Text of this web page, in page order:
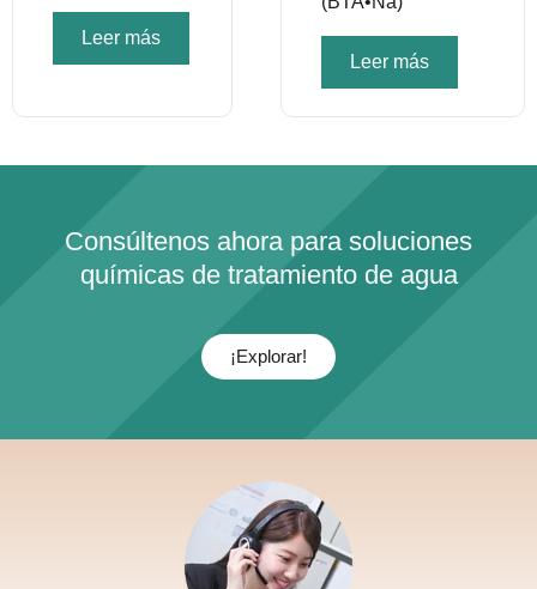
Leer más
Leer más
Consúltenos ahora para soluciones
químicas de tratamiento de agua
¡Explorar!